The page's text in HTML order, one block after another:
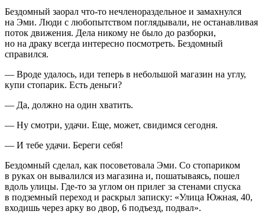
Бездомный заорал что-то нечленораздельное и замахнулся
на Эми. Люди с любопытством поглядывали, не останавливая
поток движения. Дела никому не было до разборки,
но на драку всегда интересно посмотреть. Бездомный
справился.
— Вроде удалось, иди теперь в небольшой магазин на углу,
купи стопарик. Есть деньги?
— Да, должно на один хватить.
— Ну смотри, удачи. Еще, может, свидимся сегодня.
— И тебе удачи. Береги себя!
Бездомный сделал, как посоветовала Эми. Со стопариком
в руках он вывалился из магазина и, пошатываясь, пошел
вдоль улицы. Где-то за углом он прилег за стенами спуска
в подземный переход и раскрыл записку: «Улица Южная, 40,
входишь через арку во двор, 6 подъезд, подвал».